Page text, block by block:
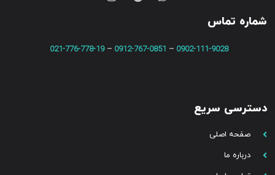
شماره تماس
0902-111-9028
–
0912-767-0851
–
021-776-778-19
دسترسی سریع
صفحه اصلی
درباره ما